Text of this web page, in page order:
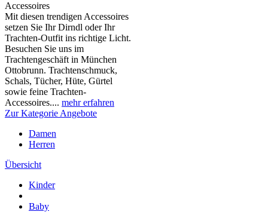
Accessoires
Mit diesen trendigen Accessoires
setzen Sie Ihr Dirndl oder Ihr
Trachten-Outfit ins richtige Licht.
Besuchen Sie uns im
Trachtengeschäft in München
Ottobrunn. Trachtenschmuck,
Schals, Tücher, Hüte, Gürtel
sowie feine Trachten-
Accessoires.... mehr erfahren
Zur Kategorie Angebote
Damen
Herren
Übersicht
Kinder
Baby